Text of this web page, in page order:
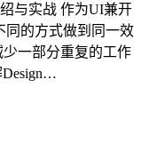
与实战 作为UI兼开
同的方式做到同一效
少一部分重复的工作
Design…